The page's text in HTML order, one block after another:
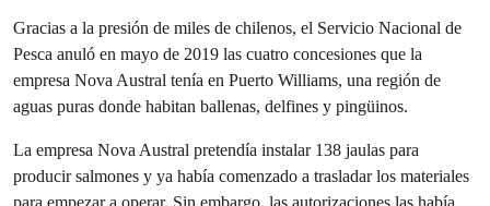
Gracias a la presión de miles de chilenos, el Servicio Nacional de
Pesca anuló en mayo de 2019 las cuatro concesiones que la
empresa Nova Austral tenía en Puerto Williams, una región de
aguas puras donde habitan ballenas, delfines y pingüinos.
La empresa Nova Austral pretendía instalar 138 jaulas para
producir salmones y ya había comenzado a trasladar los materiales
para empezar a operar. Sin embargo, las autorizaciones las había